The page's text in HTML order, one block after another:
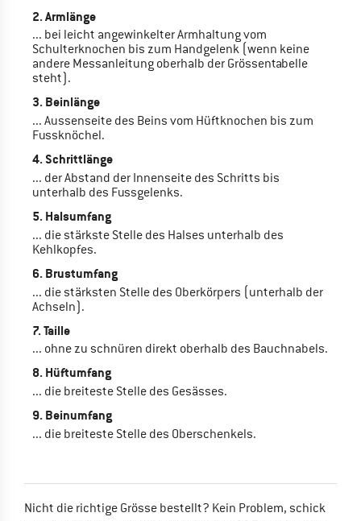
2. Armlänge
... bei leicht angewinkelter Armhaltung vom
Schulterknochen bis zum Handgelenk (wenn keine
andere Messanleitung oberhalb der Grössentabelle
steht).
3. Beinlänge
... Aussenseite des Beins vom Hüftknochen bis zum
Fussknöchel.
4. Schrittlänge
... der Abstand der Innenseite des Schritts bis
unterhalb des Fussgelenks.
5. Halsumfang
... die stärkste Stelle des Halses unterhalb des
Kehlkopfes.
6. Brustumfang
... die stärksten Stelle des Oberkörpers (unterhalb der
Achseln).
7. Taille
... ohne zu schnüren direkt oberhalb des Bauchnabels.
8. Hüftumfang
... die breiteste Stelle des Gesässes.
9. Beinumfang
... die breiteste Stelle des Oberschenkels.
Nicht die richtige Grösse bestellt? Kein Problem, schick